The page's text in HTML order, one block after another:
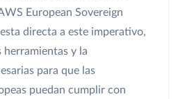
European Sovereign
directa a este imperativo,
y la
para que las
puedan cumplir con